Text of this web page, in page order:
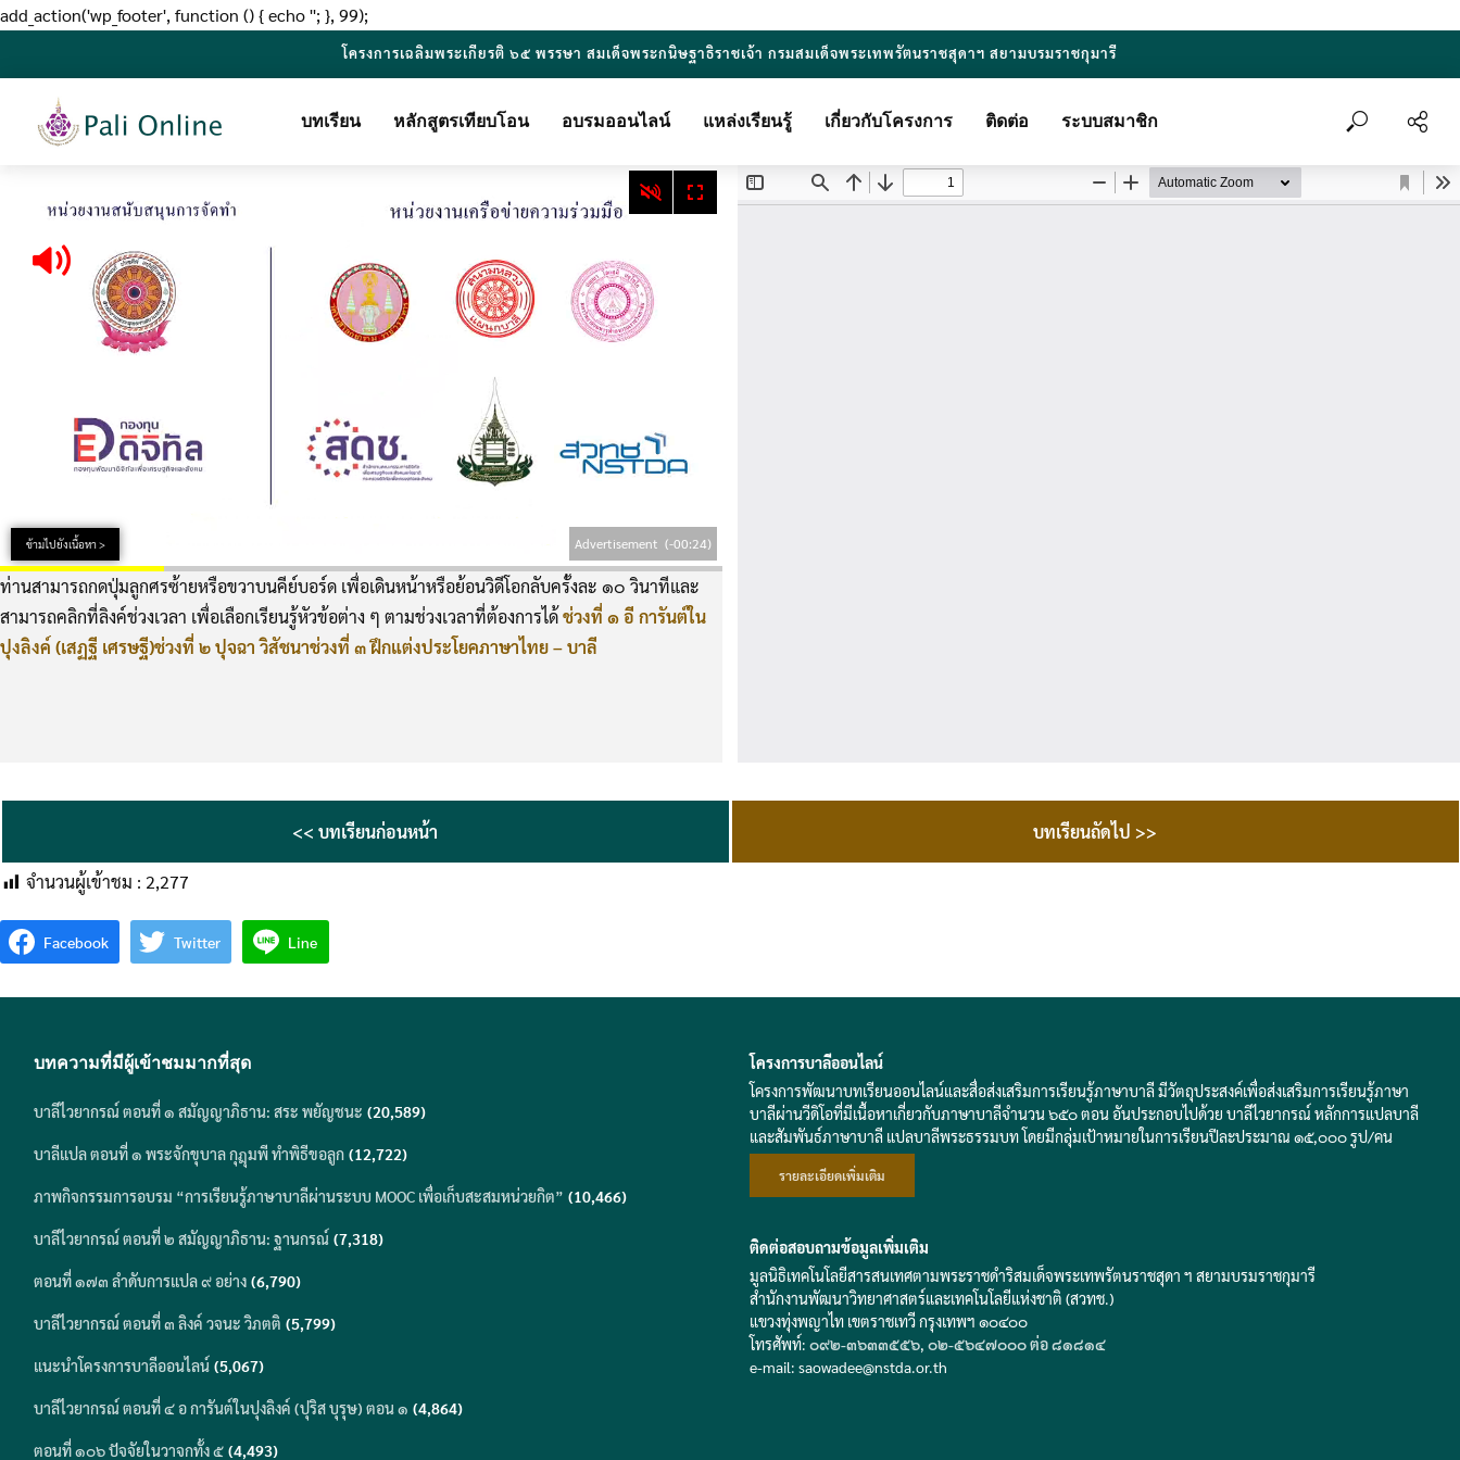
add_action('wp_footer', function () { echo ''; }, 99);
โครงการเฉลิมพระเกียรติ ๖๕ พรรษา สมเด็จพระกนิษฐาธิราชเจ้า กรมสมเด็จพระเทพรัตนราชสุดาฯ สยามบรมราชกุมารี
บทเรียน หลักสูตรเทียบโอน อบรมออนไลน์ แหล่งเรียนรู้ เกี่ยวกับโครงการ ติดต่อ ระบบสมาชิก
ข้ามไปยังเนื้อหา > Advertisement (-00:23)
ท่านสามารถกดปุ่มลูกศรซ้ายหรือขวาบนคีย์บอร์ด เพื่อเดินหน้าหรือย้อนวิดีโอกลับครั้งละ ๑๐ วินาทีและ
สามารถคลิกที่ลิงค์ช่วงเวลา เพื่อเลือกเรียนรู้หัวข้อต่าง ๆ ตามช่วงเวลาที่ต้องการได้ช่วงที่ ๑ อี การันต์ใน
ปุงลิงค์ (เสฏฐี เศรษฐี)ช่วงที่ ๒ ปุจฉา วิสัชนาช่วงที่ ๓ ฝึกแต่งประโยคภาษาไทย – บาลี
<< บทเรียนก่อนหน้า บทเรียนถัดไป >>
จำนวนผู้เข้าชม : 2,277
Facebook Twitter Line
บทความที่มีผู้เข้าชมมากที่สุด
บาลีไวยากรณ์ ตอนที่ ๑ สมัญญาภิธาน: สระ พยัญชนะ (20,589)
บาลีแปล ตอนที่ ๑ พระจักขุบาล กุฎุมพี ทำพิธีขอลูก (12,722)
ภาพกิจกรรมการอบรม “การเรียนรู้ภาษาบาลีผ่านระบบ MOOC เพื่อเก็บสะสมหน่วยกิต” (10,466)
บาลีไวยากรณ์ ตอนที่ ๒ สมัญญาภิธาน: ฐานกรณ์ (7,318)
ตอนที่ ๑๗๓ ลำดับการแปล ๙ อย่าง (6,790)
บาลีไวยากรณ์ ตอนที่ ๓ ลิงค์ วจนะ วิภตติ (5,799)
แนะนำโครงการบาลีออนไลน์ (5,067)
บาลีไวยากรณ์ ตอนที่ ๔ อ การันต์ในปุงลิงค์ (ปุริส บุรุษ) ตอน ๑ (4,864)
ตอนที่ ๑๐๖ ปัจจัยในวาจกทั้ง ๕ (4,493)
โครงการบาลีออนไลน์
โครงการพัฒนาบทเรียนออนไลน์และสื่อส่งเสริมการเรียนรู้ภาษาบาลี มีวัตถุประสงค์เพื่อส่งเสริมการเรียนรู้ภาษา
บาลีผ่านวีดิโอที่มีเนื้อหาเกี่ยวกับภาษาบาลีจำนวน ๖๕๐ ตอน อันประกอบไปด้วย บาลีไวยากรณ์ หลักการแปลบาลี
และสัมพันธ์ภาษาบาลี แปลบาลีพระธรรมบท โดยมีกลุ่มเป้าหมายในการเรียนปีละประมาณ ๑๕,๐๐๐ รูป/คน
รายละเอียดเพิ่มเติม
ติดต่อสอบถามข้อมูลเพิ่มเติม
มูลนิธิเทคโนโลยีสารสนเทศตามพระราชดำริสมเด็จพระเทพรัตนราชสุดา ฯ สยามบรมราชกุมารี
สำนักงานพัฒนาวิทยาศาสตร์และเทคโนโลยีแห่งชาติ (สวทช.)
แขวงทุ่งพญาไท เขตราชเทวี กรุงเทพฯ ๑๐๔๐๐
โทรศัพท์: ๐๙๒-๓๖๓๓๕๕๖, ๐๒-๕๖๔๗๐๐๐ ต่อ ๘๑๘๑๔
e-mail: saowadee@nstda.or.th